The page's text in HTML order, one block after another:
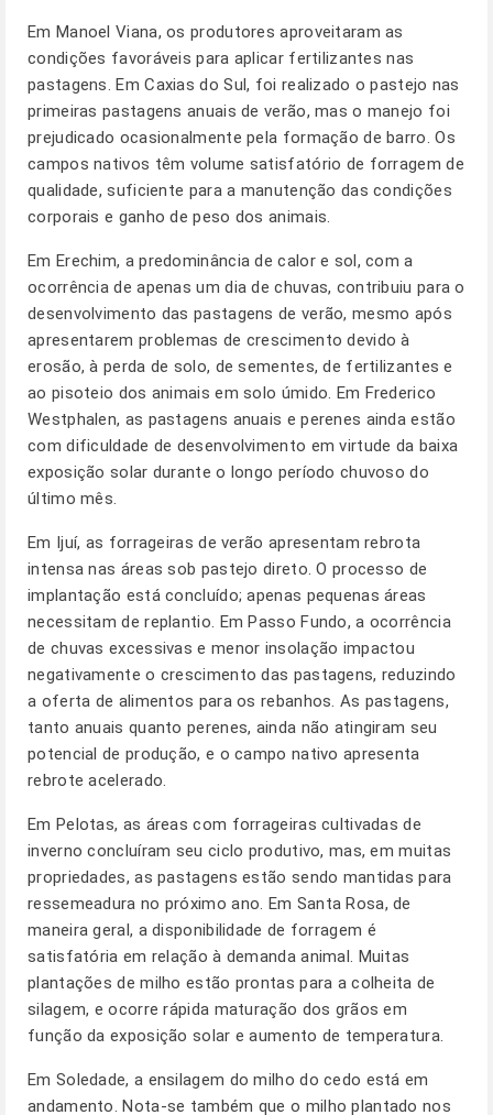
Em Manoel Viana, os produtores aproveitaram as
condições favoráveis para aplicar fertilizantes nas
pastagens. Em Caxias do Sul, foi realizado o pastejo nas
primeiras pastagens anuais de verão, mas o manejo foi
prejudicado ocasionalmente pela formação de barro. Os
campos nativos têm volume satisfatório de forragem de
qualidade, suficiente para a manutenção das condições
corporais e ganho de peso dos animais.
Em Erechim, a predominância de calor e sol, com a
ocorrência de apenas um dia de chuvas, contribuiu para o
desenvolvimento das pastagens de verão, mesmo após
apresentarem problemas de crescimento devido à
erosão, à perda de solo, de sementes, de fertilizantes e
ao pisoteio dos animais em solo úmido. Em Frederico
Westphalen, as pastagens anuais e perenes ainda estão
com dificuldade de desenvolvimento em virtude da baixa
exposição solar durante o longo período chuvoso do
último mês.
Em Ijuí, as forrageiras de verão apresentam rebrota
intensa nas áreas sob pastejo direto. O processo de
implantação está concluído; apenas pequenas áreas
necessitam de replantio. Em Passo Fundo, a ocorrência
de chuvas excessivas e menor insolação impactou
negativamente o crescimento das pastagens, reduzindo
a oferta de alimentos para os rebanhos. As pastagens,
tanto anuais quanto perenes, ainda não atingiram seu
potencial de produção, e o campo nativo apresenta
rebrote acelerado.
Em Pelotas, as áreas com forrageiras cultivadas de
inverno concluíram seu ciclo produtivo, mas, em muitas
propriedades, as pastagens estão sendo mantidas para
ressemeadura no próximo ano. Em Santa Rosa, de
maneira geral, a disponibilidade de forragem é
satisfatória em relação à demanda animal. Muitas
plantações de milho estão prontas para a colheita de
silagem, e ocorre rápida maturação dos grãos em
função da exposição solar e aumento de temperatura.
Em Soledade, a ensilagem do milho do cedo está em
andamento. Nota-se também que o milho plantado nos